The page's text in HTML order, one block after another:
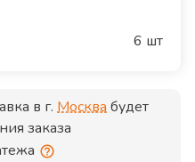
6 шт
в г. Москвабудет
заказа